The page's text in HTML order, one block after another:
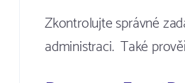
Zkontrolujte správné
administraci. Také